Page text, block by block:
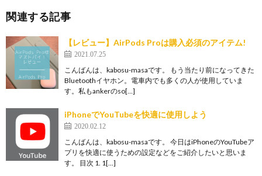
関連する記事
【レビュー】AirPods Proは購入必須のアイテム!
2021.07.25
こんばんは、kabosu-masaです。 もう当たり前になってきた
Bluetoothイヤホン。電車内でも多くの人が使用していま
す。私もankerのso[…]
iPhoneでYouTubeを快適に使用しよう
2020.02.12
こんばんは、kabosu-masaです。 今日はiPhoneのYouTubeア
プリを快適に使うための設定などをご紹介したいと思いま
す。 目次 1. 1[…]